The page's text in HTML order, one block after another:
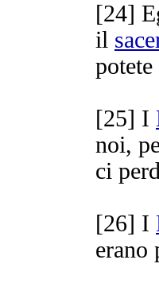
[24]
il
[25] I
noi,
ci
[26] I
erano